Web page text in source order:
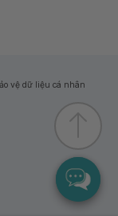
vệ dữ liệu cá nhân